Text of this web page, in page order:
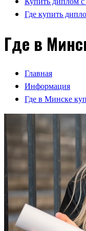
Где купить
Где в
Главная
Информация
Где в Минске